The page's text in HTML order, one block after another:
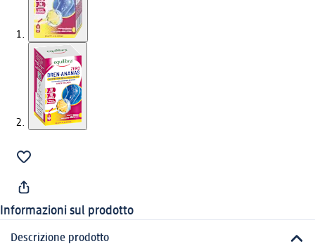
Informazioni sul prodotto
Descrizione prodotto